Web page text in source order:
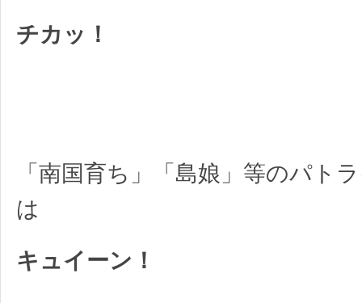
チカッ！
「南国育ち」「島娘」等のパト
は
キュイーン！